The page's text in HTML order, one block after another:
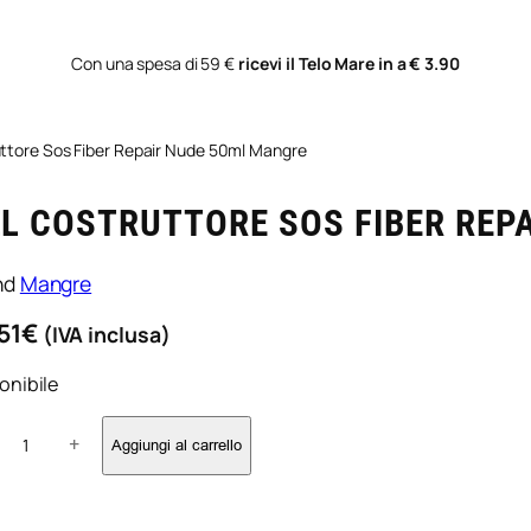
Con una spesa di 59 € ricevi il Telo Mare in a € 3.90
Sos Fiber Repair Nude 50ml Mangre
COSTRUTTORE SOS FIBER
Mangre
€ (IVA inclusa)
+ Aggiungi al carrello